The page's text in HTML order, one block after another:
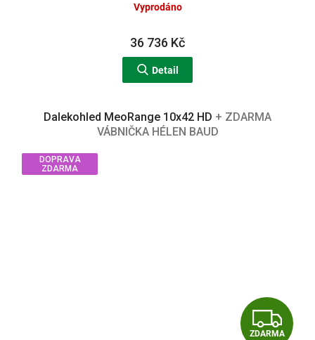
Vyprodáno
36 736 Kč
Detail
DOPRAVA
ZDARMA
Z
ZDARMA
Dalekohled MeoRange 10x42 HD + ZDARMA
VÁBNIČKA HÉLEN BAUD